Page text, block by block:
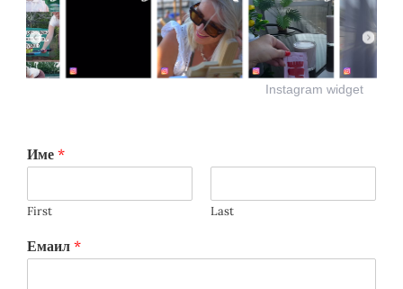
Instagram widget
Име *
First Last
Емаил *